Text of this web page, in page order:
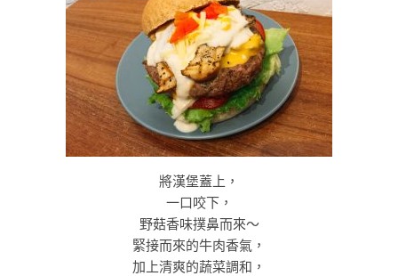
將漢堡蓋上，
一口咬下，
野菇香味撲鼻而來～
緊接而來的牛肉香氣，
加上清爽的蔬菜調和，